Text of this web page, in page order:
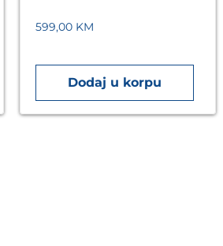
599,00 KM
Dodaj u korpu